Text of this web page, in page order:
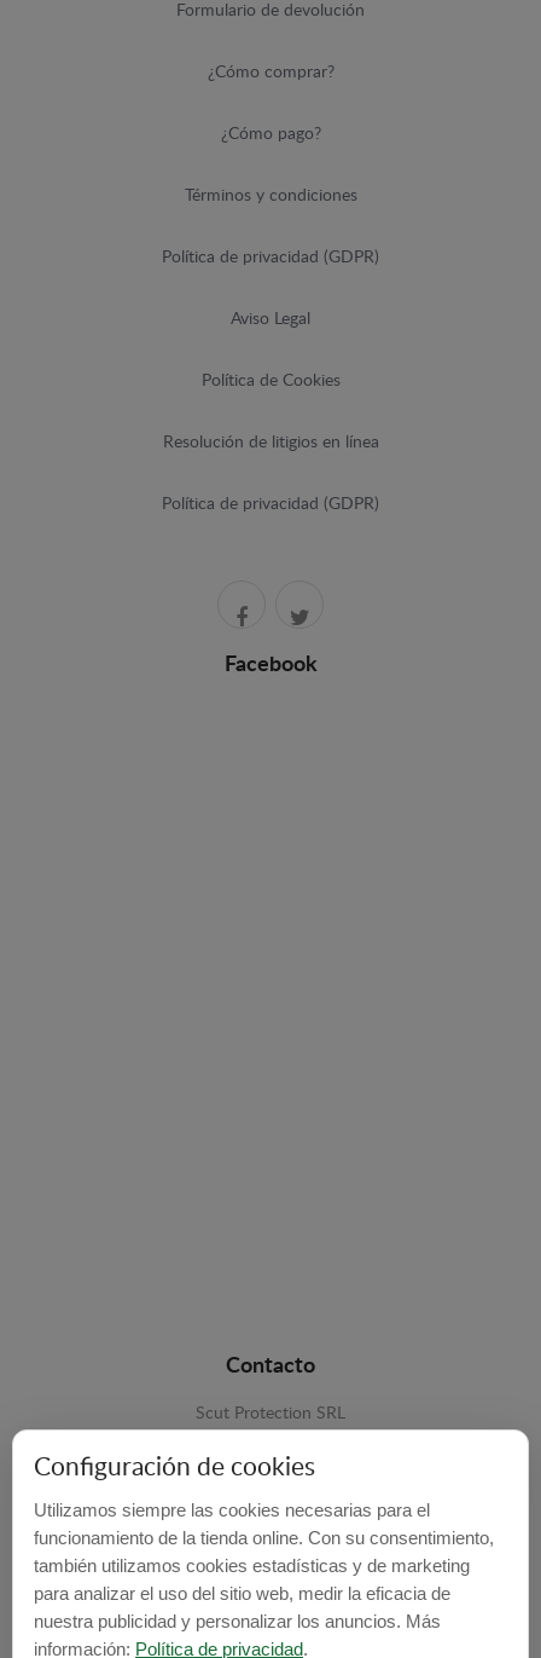
Formulario de devolución
¿Cómo comprar?
¿Cómo pago?
Términos y condiciones
Política de privacidad (GDPR)
Aviso Legal
Política de Cookies
Resolución de litigios en línea
Política de privacidad (GDPR)
Facebook
Contacto
Scut Protection SRL
Harghita, Romania
E-mail: info@cubrecarter.com
Configuración de cookies
Utilizamos siempre las cookies necesarias para el
funcionamiento de la tienda online. Con su consentimiento,
también utilizamos cookies estadísticas y de marketing
para analizar el uso del sitio web, medir la eficacia de
nuestra publicidad y personalizar los anuncios. Más
información: Política de privacidad.